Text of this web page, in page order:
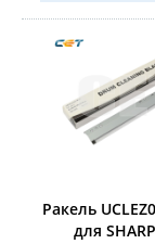
Ракель
для